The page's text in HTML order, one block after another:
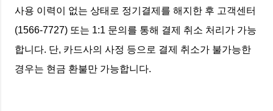
사용 이력이 없는 상태로 정기결제를 해지한 후 고객센터
(1566-7727) 또는 1:1 문의를 통해 결제 취소 처리가 가능
합니다. 단, 카드사의 사정 등으로 결제 취소가 불가능한
경우는 현금 환불만 가능합니다.